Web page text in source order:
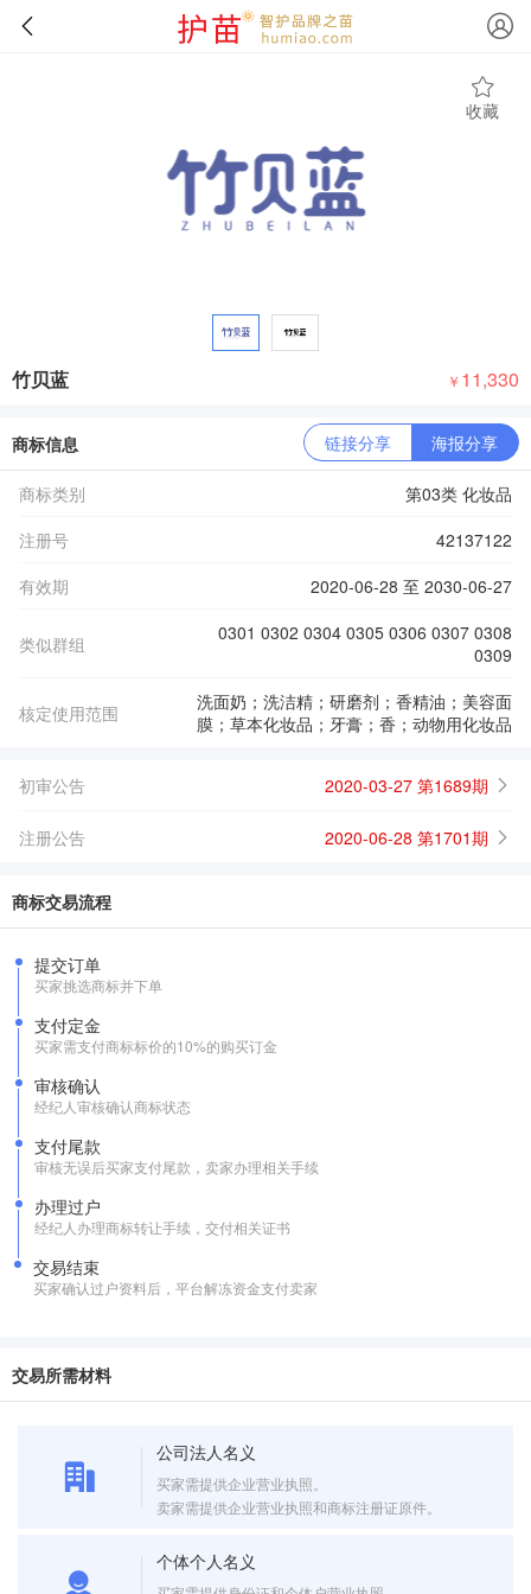
收藏
竹贝蓝 ￥ 11,330
商标信息 链接分享 海报分享
商标类别
第03类 化妆品
注册号
42137122
有效期
2020-06-28 至 2030-06-27
类似群组
0301 0302 0304 0305 0306 0307 0308
0309
核定使用范围
洗面奶；洗洁精；研磨剂；香精油；美容面
膜；草本化妆品；牙膏；香；动物用化妆品
初审公告 2020-03-27 第1689期
注册公告 2020-06-28 第1701期
商标交易流程
提交订单
买家挑选商标并下单
支付定金
买家需支付商标标价的10%的购买订金
审核确认
经纪人审核确认商标状态
支付尾款
审核无误后买家支付尾款，卖家办理相关手续
办理过户
经纪人办理商标转让手续，交付相关证书
交易结束
买家确认过户资料后，平台解冻资金支付卖家
交易所需材料
公司法人名义
买家需提供企业营业执照。
卖家需提供企业营业执照和商标注册证原件。
个体个人名义